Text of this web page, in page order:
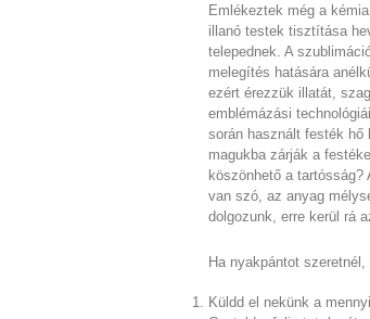
Emlékeztek még a
illanó testek tisztítása
telepednek. A
melegítés hatására
ezért érezzük illatát,
emblémázási
során használt festék hő
magukba zárják a
köszönhető a tartósság?
van szó, az anyag
dolgozunk, erre kerül rá
Ha nyakpántot
Küldd el nekünk a